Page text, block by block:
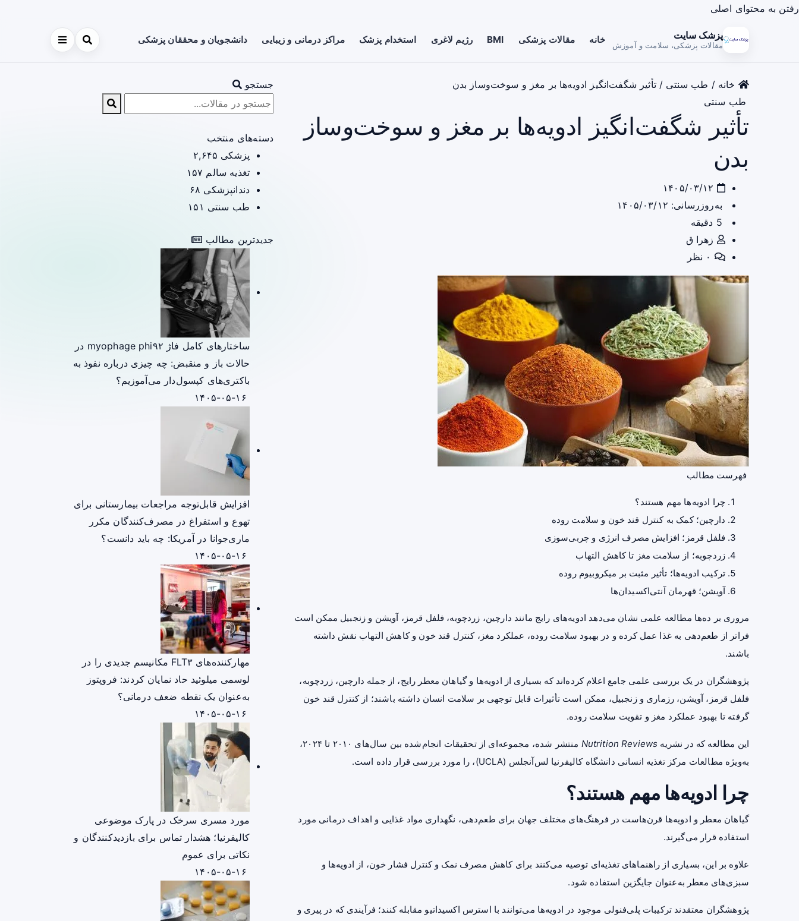
رفتن به محتوای اصلی
پزشک سایت
مقالات پزشکی، سلامت و آموزش خانه مقالات پزشکی BMI رژیم لاغری استخدام پزشک مراکز درمانی و زیبایی دانشجویان و محققان پزشکی
خانه / طب سنتی / تأثیر شگفت‌انگیز ادویه‌ها بر مغز و سوخت‌وساز بدن
طب سنتی
تأثیر شگفت‌انگیز ادویه‌ها بر مغز و سوخت‌وساز
بدن
به‌روزرسانی: ۱۴۰۵/۰۳/۱۲
زهرا ق
فهرست مطالب
چرا ادویه‌ها مهم هستند؟
دارچین؛ کمک به کنترل قند خون و سلامت روده
فلفل قرمز؛ افزایش مصرف انرژی و چربی‌سوزی
زردچوبه؛ از سلامت مغز تا کاهش التهاب
ترکیب ادویه‌ها؛ تأثیر مثبت بر میکروبیوم روده
آویشن؛ قهرمان آنتی‌اکسیدان‌ها
مروری بر ده‌ها مطالعه علمی نشان می‌دهد ادویه‌های رایج مانند دارچین، زردچوبه، فلفل قرمز، آویشن و زنجبیل ممکن است
فراتر از طعم‌دهی به غذا عمل کرده و در بهبود سلامت روده، عملکرد مغز، کنترل قند خون و کاهش التهاب نقش داشته
باشند.
پژوهشگران در یک بررسی علمی جامع اعلام کرده‌اند که بسیاری از ادویه‌ها و گیاهان معطر رایج، از جمله دارچین، زردچوبه،
فلفل قرمز، آویشن، رزماری و زنجبیل، ممکن است تأثیرات قابل توجهی بر سلامت انسان داشته باشند؛ از کنترل قند خون
گرفته تا بهبود عملکرد مغز و تقویت سلامت روده.
این مطالعه که در نشریه Nutrition Reviews
منتشر شده، مجموعه‌ای از تحقیقات انجام‌شده بین سال‌های ۲۰۱۰ تا ۲۰۲۴،
به‌ویژه مطالعات مرکز تغذیه انسانی دانشگاه کالیفرنیا لس‌آنجلس (UCLA)، را مورد بررسی قرار داده است.
چرا ادویه‌ها مهم هستند؟
گیاهان معطر و ادویه‌ها قرن‌هاست در فرهنگ‌های مختلف جهان برای طعم‌دهی، نگهداری مواد غذایی و اهداف درمانی مورد
استفاده قرار می‌گیرند.
علاوه بر این، بسیاری از راهنماهای تغذیه‌ای توصیه می‌کنند برای کاهش مصرف نمک و کنترل فشار خون، از ادویه‌ها و
سبزی‌های معطر به‌عنوان جایگزین استفاده شود.
پژوهشگران معتقدند ترکیبات پلی‌فنولی موجود در ادویه‌ها می‌توانند با استرس اکسیداتیو مقابله کنند؛ فرآیندی که در پیری و
جستجو
دسته‌های منتخب
پزشکی ۲,۶۴۵
تغذیه سالم ۱۵۷
دندانپزشکی ۶۸
طب سنتی ۱۵۱
جدیدترین مطالب
ساختارهای کامل فاژ myophage phi۹۲ در
حالات باز و منقبض: چه چیزی درباره نفوذ به
باکتری‌های کپسول‌دار می‌آموزیم؟
افزایش قابل‌توجه مراجعات بیمارستانی برای
تهوع و استفراغ در مصرف‌کنندگان مکرر
ماری‌جوانا در آمریکا: چه باید دانست؟
مهارکننده‌های FLT۳ مکانیسم جدیدی را در
لوسمی میلوئید حاد نمایان کردند: فروپتوز
به‌عنوان یک نقطه ضعف درمانی؟
مورد مسری سرخک در پارک موضوعی
کالیفرنیا؛ هشدار تماس برای بازدیدکنندگان و
نکاتی برای عموم